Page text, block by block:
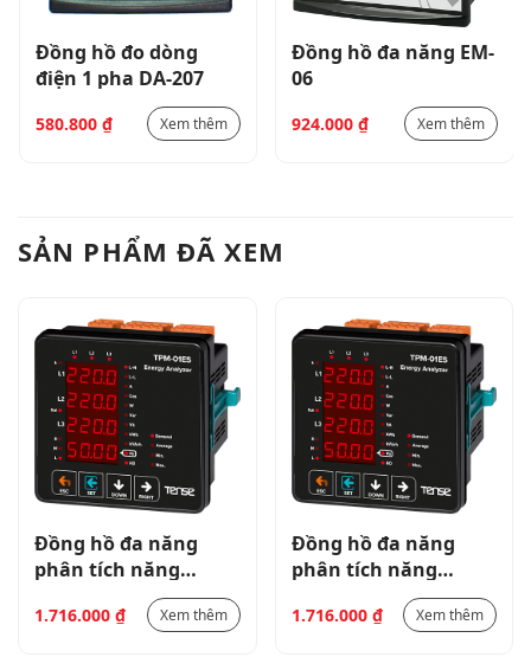
Đồng hồ đo dòng
điện 1 pha DA-207
580.800 ₫ Xem thêm
Đồng hồ đa năng EM-
06
924.000 ₫ Xem thêm
SẢN PHẨM ĐÃ XEM
Đồng hồ đa năng
phân tích năng
lượng TPM-01ESH
1.716.000 ₫ Xem thêm
Đồng hồ đa năng
phân tích năng
lượng TPM-01ESH
1.716.000 ₫ Xem thêm